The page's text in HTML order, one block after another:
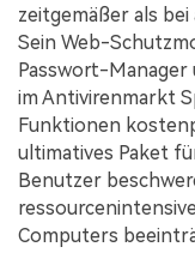
zeitgemäßer als
Sein Web-
Passwort-
im Antivirenmarkt
Funktionen
ultimatives Paket
Benutzer
Computers